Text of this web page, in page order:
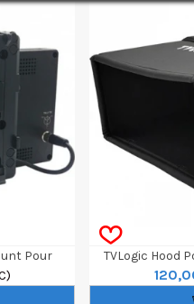
Pour
TVLogic Hood